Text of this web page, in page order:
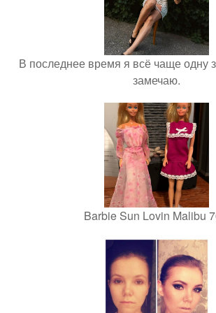
В последнее время я всё чаще одну
замечаю.
Barbie Sun Lovin Malibu